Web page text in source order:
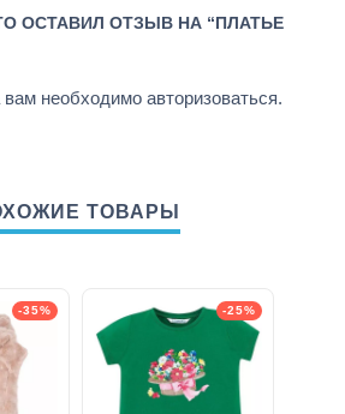
ОСТАВИЛ ОТЗЫВ НА “ПЛАТЬЕ
вам необходимо авторизоваться.
ТОВАРЫ
-35% -25%